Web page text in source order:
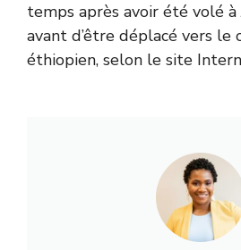
temps après avoir été volé
avant d’être déplacé vers le
éthiopien, selon le site